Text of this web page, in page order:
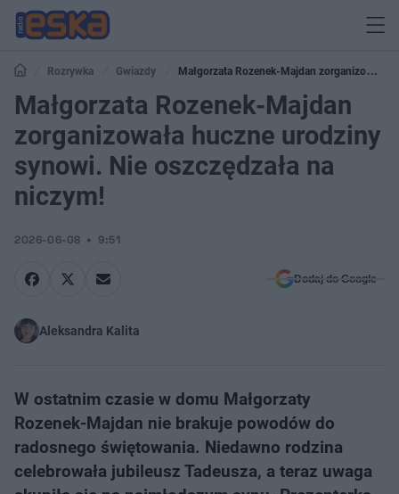
Rozrywka Gwiazdy
Małgorzata Rozenek-Majdan zorganizowała
huczne urodziny synowi. Nie oszczędzała na niczym!
Małgorzata Rozenek-Majdan
zorganizowała huczne urodziny
synowi. Nie oszczędzała na
niczym!
2026-06-08 9:51
Dodaj do Google
Aleksandra Kalita
W ostatnim czasie w domu Małgorzaty
Rozenek-Majdan nie brakuje powodów do
radosnego świętowania. Niedawno rodzina
celebrowała jubileusz Tadeusza, a teraz uwaga